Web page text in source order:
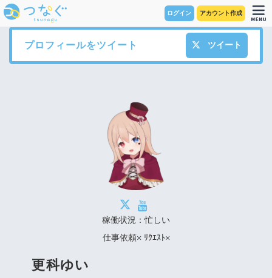
ログイン アカウント作成
プロフィールをツイート ツイート
稼働状況：忙しい
仕事依頼× ﾘｸｴｽﾄ×
更科ゆい